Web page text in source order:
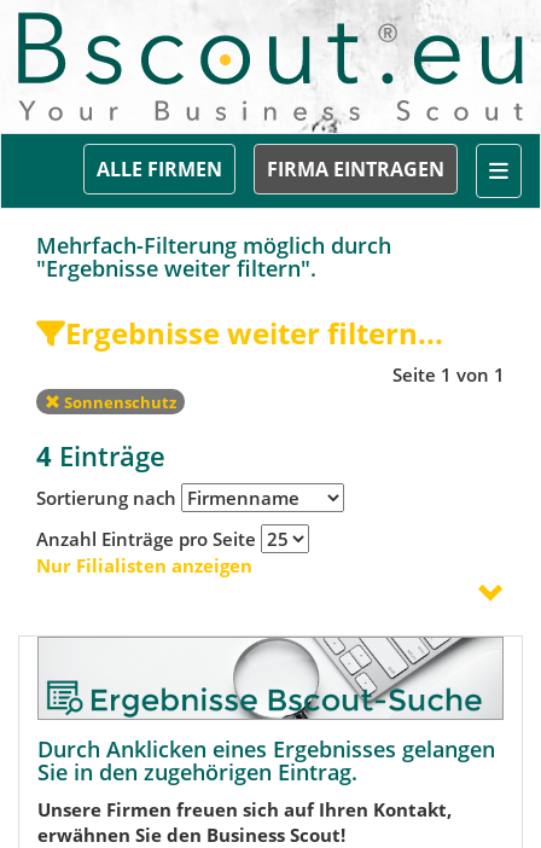
FIRMA EINTRAGEN
ALLE FIRMEN
Mehrfach-Filterung möglich durch
"Ergebnisse weiter filtern".
Ergebnisse weiter filtern...
Seite 1 von 1
Sonnenschutz
4 Einträge
Sortierung nach
Anzahl Einträge pro Seite
Nur Filialisten anzeigen
Durch Anklicken eines Ergebnisses gelangen
Sie in den zugehörigen Eintrag.
Unsere Firmen freuen sich auf Ihren Kontakt,
erwähnen Sie den Business Scout!